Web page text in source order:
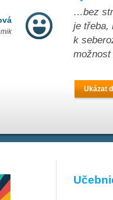
…bez
je třeba,
k
Ukázat